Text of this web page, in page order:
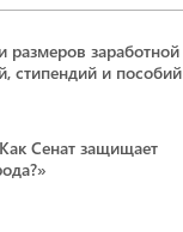
заработной
стипендий и пособий
Сенат защищает